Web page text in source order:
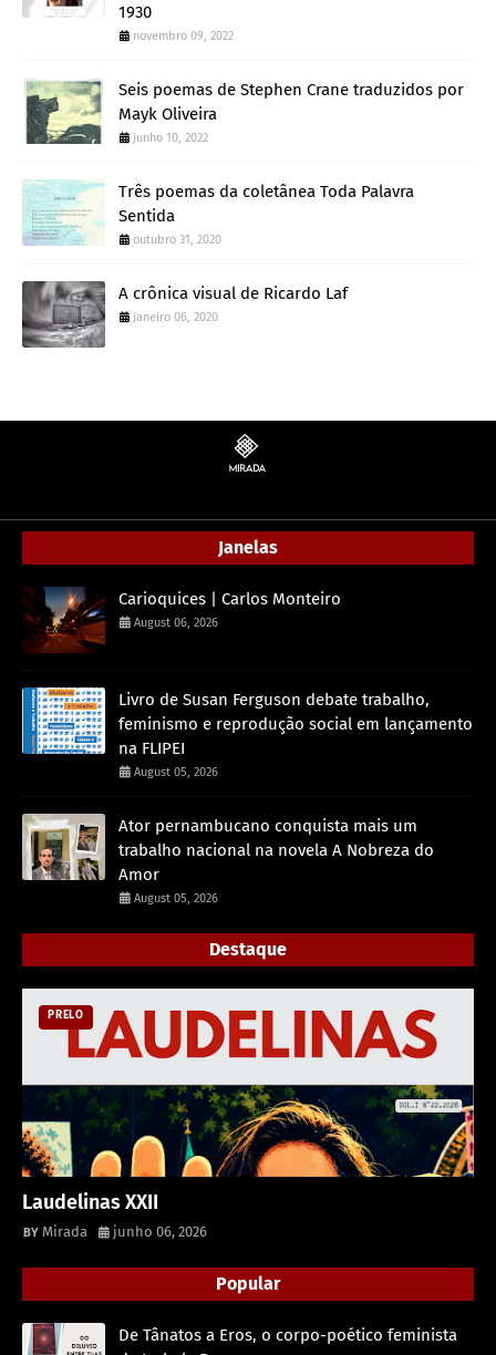
1930
novembro 09, 2022
Seis poemas de Stephen Crane traduzidos por
Mayk Oliveira
junho 10, 2022
Três poemas da coletânea Toda Palavra
Sentida
outubro 31, 2020
A crônica visual de Ricardo Laf
janeiro 06, 2020
Janelas
Carioquices | Carlos Monteiro
August 06, 2026
Livro de Susan Ferguson debate trabalho,
feminismo e reprodução social em lançamento
na FLIPEI
August 05, 2026
Ator pernambucano conquista mais um
trabalho nacional na novela A Nobreza do
Amor
August 05, 2026
Destaque
PRELO
Laudelinas XXII
Mirada junho 06, 2026
Popular
De Tânatos a Eros, o corpo-poético feminista